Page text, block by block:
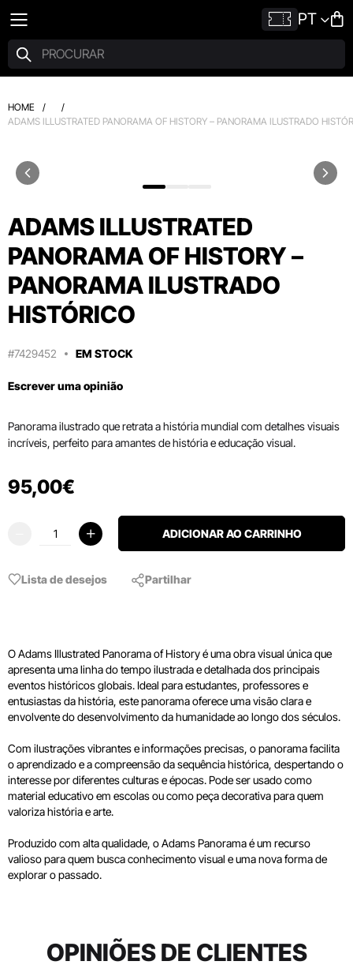
PT
HOME /
/
ADAMS ILLUSTRATED PANORAMA OF HISTORY – PANORAMA ILUSTRADO
ADAMS ILLUSTRATED
PANORAMA OF HISTORY –
PANORAMA ILUSTRADO
HISTÓRICO
#7429452 EM STOCK
Escrever uma opinião
Panorama ilustrado que retrata a história mundial com detalhes visuais
incríveis, perfeito para amantes de história e educação visual.
95,00€
ADICIONAR AO CARRINHO
Lista de desejos Partilhar
O Adams Illustrated Panorama of History é uma obra visual única que
apresenta uma linha do tempo ilustrada e detalhada dos principais
eventos históricos globais. Ideal para estudantes, professores e
entusiastas da história, este panorama oferece uma visão clara e
envolvente do desenvolvimento da humanidade ao longo dos séculos.
Com ilustrações vibrantes e informações precisas, o panorama facilita
o aprendizado e a compreensão da sequência histórica, despertando o
interesse por diferentes culturas e épocas. Pode ser usado como
material educativo em escolas ou como peça decorativa para quem
valoriza história e arte.
Produzido com alta qualidade, o Adams Panorama é um recurso
valioso para quem busca conhecimento visual e uma nova forma de
explorar o passado.
OPINIÕES DE CLIENTES